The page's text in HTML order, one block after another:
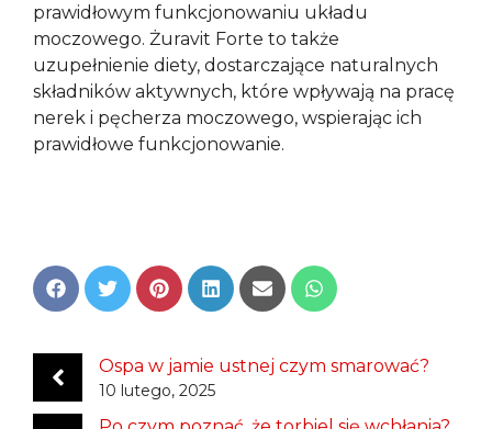
prawidłowym funkcjonowaniu układu
moczowego. Żuravit Forte to także
uzupełnienie diety, dostarczające naturalnych
składników aktywnych, które wpływają na pracę
nerek i pęcherza moczowego, wspierając ich
prawidłowe funkcjonowanie.
Share
on
Share
on
Share
on
Share
on
Share
on
Share
on
Ospa w jamie ustnej czym smarować?
10 lutego, 2025